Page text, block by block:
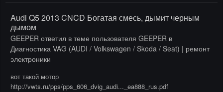
Audi Q5 2013 CNCD Богатая смесь, дымит черным
дымом
GEEPER ответил в теме пользователя GEEPER в
Диагностика VAG (AUDI / Volkswagen / Skoda / Seat) | ремонт
электроники
вот такой мотор
http://vwts.ru/pps/pps_606_dvig_audi..._ea888_rus.pdf